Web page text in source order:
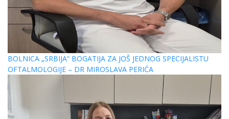
BOLNICA „SRBIJA“ BOGATIJA ZA JOŠ JEDNOG SPECIJALISTU
OFTALMOLOGIJE – DR MIROSLAVA PERIĆA